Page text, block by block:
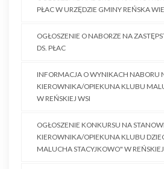
PŁAC W URZĘDZIE GMINY REŃSKA
OGŁOSZENIE O NABORZE NA
DS. PŁAC
INFORMACJA O WYNIKACH NABORU
KIEROWNIKA/OPIEKUNA KLUBU
W REŃSKIEJ WSI
OGŁOSZENIE KONKURSU NA
KIEROWNIKA/OPIEKUNA KLUBU
MALUCHA STACYJKOWO" W